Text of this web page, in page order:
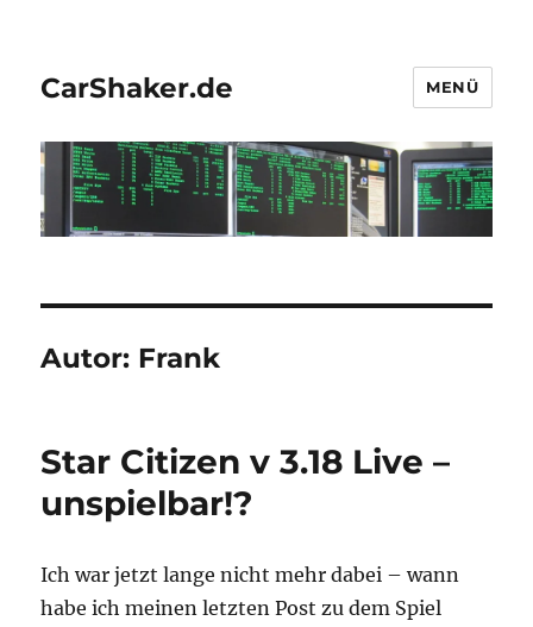
CarShaker.de MENÜ
Autor: Frank
Star Citizen v 3.18 Live –
unspielbar!?
Ich war jetzt lange nicht mehr dabei – wann
habe ich meinen letzten Post zu dem Spiel